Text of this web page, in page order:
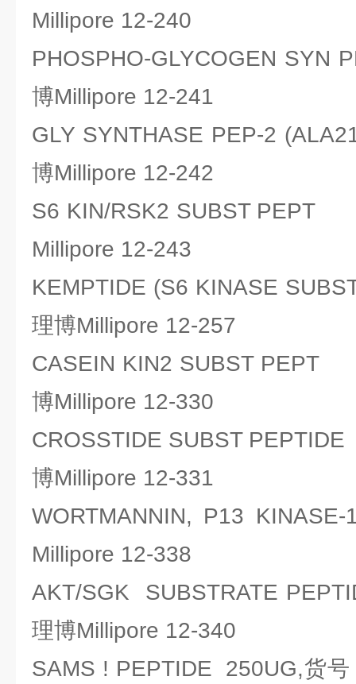
Millipore 12-240
PHOSPHO-GLYCOGEN SYN
博Millipore 12-241
GLY SYNTHASE PEP-2
博Millipore 12-242
S6 KIN/RSK2 SUBST PEPT
Millipore 12-243
KEMPTIDE (S6 KINASE
理博Millipore 12-257
CASEIN KIN2 SUBST
博Millipore 12-330
CROSSTIDE SUBST
博Millipore 12-331
WORTMANNIN, P13
Millipore 12-338
AKT/SGK SUBSTRATE
理博Millipore 12-340
SAMS ! PEPTIDE 250UG,货